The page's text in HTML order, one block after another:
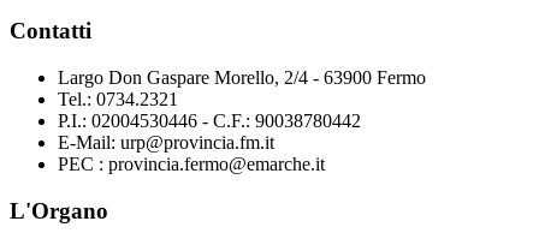
Contatti
Largo Don Gaspare Morello, 2/4 - 63900 Fermo
Tel.: 0734.2321
P.I.: 02004530446 - C.F.: 90038780442
E-Mail: urp@provincia.fm.it
PEC : provincia.fermo@emarche.it
L'Organo